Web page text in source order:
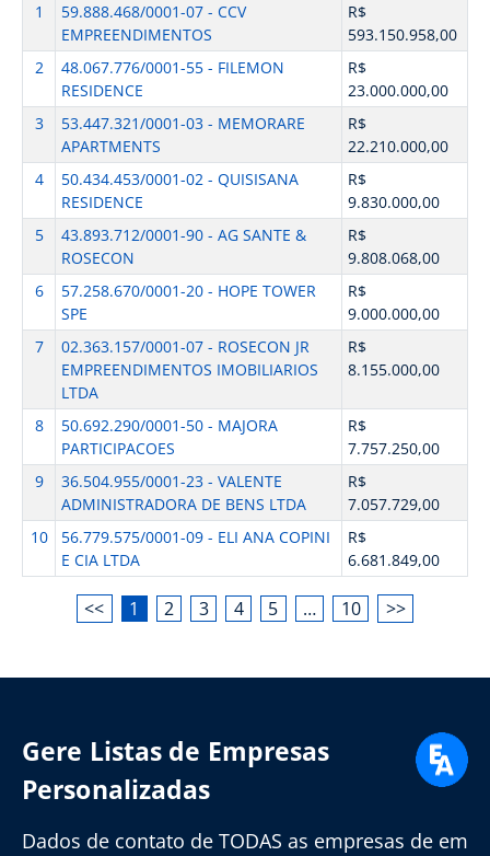
1
59.888.468/0001-07 - CCV
EMPREENDIMENTOS
R$
593.150.958,00
2
48.067.776/0001-55 - FILEMON
RESIDENCE
R$
23.000.000,00
3
53.447.321/0001-03 - MEMORARE
APARTMENTS
R$
22.210.000,00
4
50.434.453/0001-02 - QUISISANA
RESIDENCE
R$
9.830.000,00
5
43.893.712/0001-90 - AG SANTE &
ROSECON
R$
9.808.068,00
6
57.258.670/0001-20 - HOPE TOWER
SPE
R$
9.000.000,00
7
02.363.157/0001-07 - ROSECON JR
EMPREENDIMENTOS IMOBILIARIOS
LTDA
R$
8.155.000,00
8
50.692.290/0001-50 - MAJORA
PARTICIPACOES
R$
7.757.250,00
9
36.504.955/0001-23 - VALENTE
ADMINISTRADORA DE BENS LTDA
R$
7.057.729,00
10
56.779.575/0001-09 - ELI ANA COPINI
E CIA LTDA
R$
6.681.849,00
<< 1 2 3 4 5 … 10 >>
Gere Listas de Empresas
Personalizadas
Dados de contato de TODAS as empresas de em